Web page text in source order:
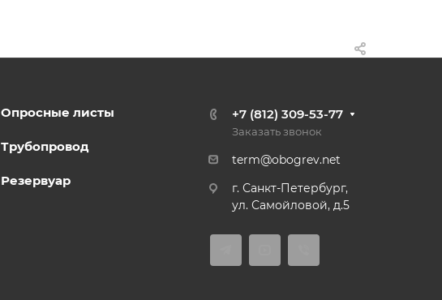
Опросные листы
Трубопровод
Резервуар
+7 (812) 309-53-77
Заказать звонок
term@obogrev.net
г. Санкт-Петербург,
ул. Самойловой, д.5